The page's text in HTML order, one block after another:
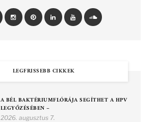
LEGFRISSEBB CIKKEK
A BÉL BAKTÉRIUMFLÓRÁJA SEGÍTHET A HPV
LEGYŐZÉSÉBEN –
2026. augusztus 7.